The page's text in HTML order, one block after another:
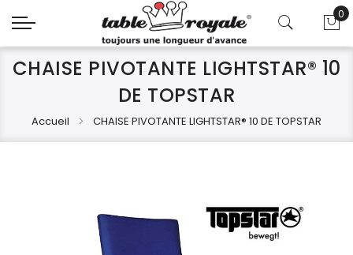
0
CHAISE PIVOTANTE LIGHTSTAR® 10
DE TOPSTAR
Accueil CHAISE PIVOTANTE LIGHTSTAR® 10 DE TOPSTAR